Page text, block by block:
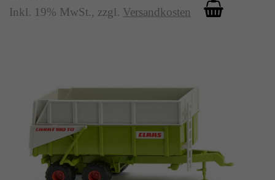
Inkl. 19% MwSt., zzgl. Versandkosten